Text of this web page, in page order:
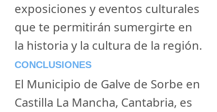
exposiciones y eventos culturales
que te permitirán sumergirte en
la historia y la cultura de la región.
CONCLUSIONES
El Municipio de Galve de Sorbe en
Castilla La Mancha, Cantabria, es